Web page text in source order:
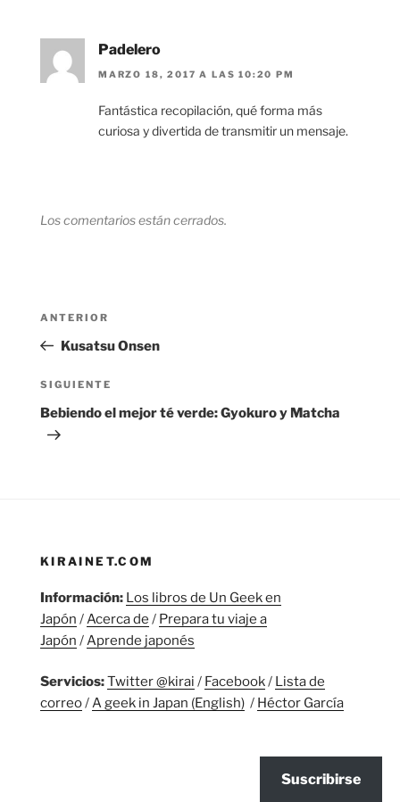
Padelero
MARZO 18, 2017 A LAS 10:20 PM
Fantástica recopilación, qué forma más
curiosa y divertida de transmitir un mensaje.
Los comentarios están cerrados.
entradas
Entrada
anterior:
ANTERIOR
Kusatsu Onsen
Siguiente
entrada
SIGUIENTE
Bebiendo el mejor té verde: Gyokuro y Matcha
KIRAINET.COM
Información: Los libros de Un Geek en
Japón /Acerca de / Prepara tu viaje a
Japón /Aprende japonés
Servicios:Twitter @kirai / Facebook/ Lista de
correo/A geek in Japan (English) / Héctor García
Suscribirse